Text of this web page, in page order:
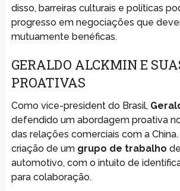
disso, barreiras culturais e políticas
progresso em negociações que
mutuamente benéficas.
GERALDO ALCKMIN E
PROATIVAS
Como vice-president do Brasil,
defendido um abordagem proativa
das relações comerciais com a
criação de um grupo de trabalho
automotivo, com o intuito de
para colaboração.